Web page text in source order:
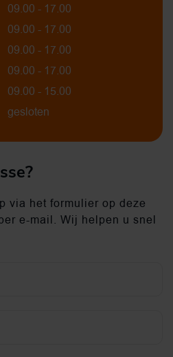
09.00 - 17.00
09.00 - 17.00
09.00 - 17.00
09.00 - 17.00
09.00 - 15.00
gesloten
via het formulier op deze
e-mail. Wij helpen u snel